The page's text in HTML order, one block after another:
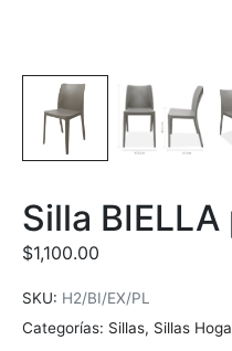
Silla
$1,100.00
SKU: H2/BI/EX/PL
Categorías: Sillas, Sillas